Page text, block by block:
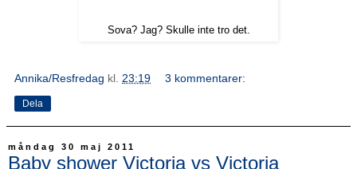
Sova? Jag? Skulle inte tro det.
Annika/Resfredag kl. 23:19 3 kommentarer:
Dela
måndag 30 maj 2011
Baby shower Victoria vs Victoria